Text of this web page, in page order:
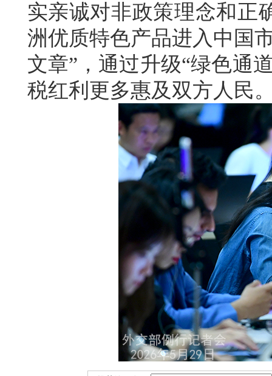
实亲诚对非政策理念和正
洲优质特色产品进入中国
文章”，通过升级“绿色通
税红利更多惠及双方人民